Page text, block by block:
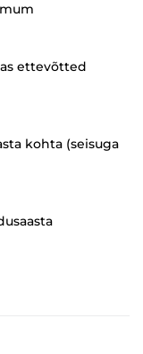
ettevõtted
kohta (seisuga